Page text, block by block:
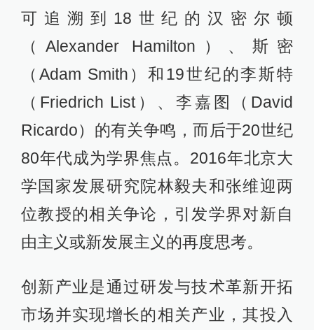
可追溯到18世纪的汉密尔顿
（Alexander Hamilton）、斯密
（Adam Smith）和19世纪的李斯特
（Friedrich List）、李嘉图（David
Ricardo）的有关争鸣，而后于20世纪
80年代成为学界焦点。2016年北京大
学国家发展研究院林毅夫和张维迎两
位教授的相关争论，引发学界对新自
由主义或新发展主义的再度思考。
创新产业是通过研发与技术革新开拓
市场并实现增长的相关产业，其投入